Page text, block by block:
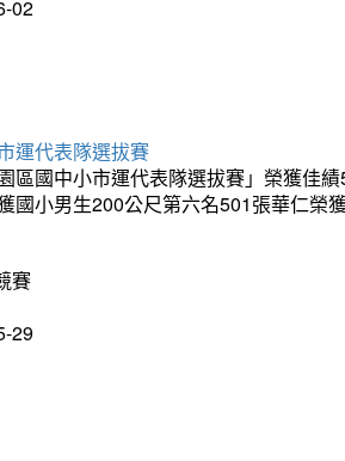
02
運代表隊選拔賽
區國中小市運代表隊選拔賽」榮獲佳
國小男生200公尺第六名501張華仁
賽
29